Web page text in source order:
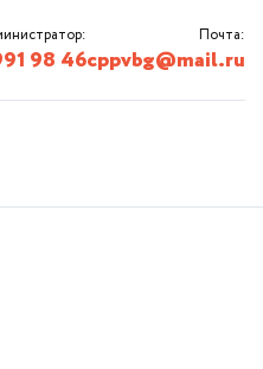
98 46
Почта:
cppvbg@mail.ru